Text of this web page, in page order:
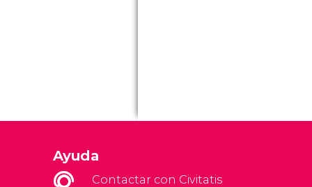
Ayuda
Contactar con Civitatis